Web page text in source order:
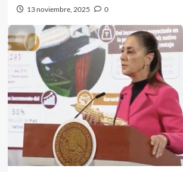
13 noviembre, 2025 0